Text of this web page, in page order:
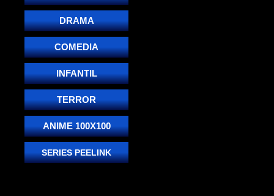
DRAMA
COMEDIA
INFANTIL
TERROR
ANIME 100X100
SERIES PEELINK